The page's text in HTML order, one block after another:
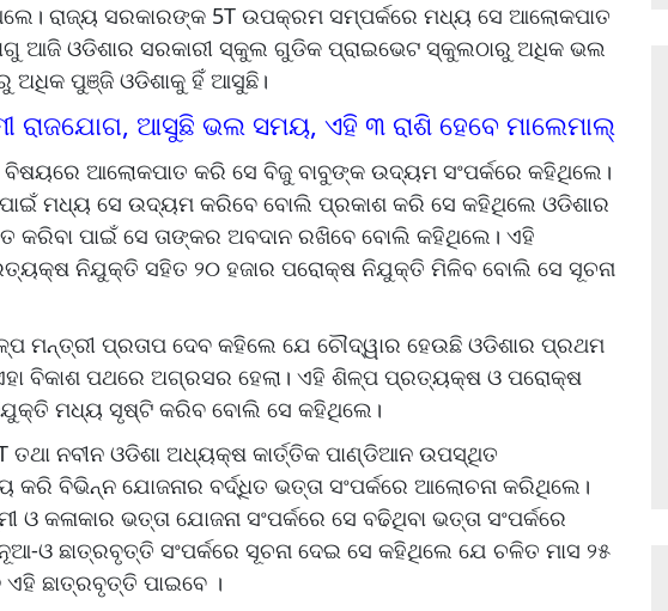
ରାଜ୍ୟ ସରକାରଙ୍କ 5T ଉପକ୍ରମ ସମ୍ପର୍କରେ ମଧ୍ୟ ସେ ଆଲୋକପାତ
ଆଜି ଓଡିଶାର ସରକାରୀ ସ୍କୁଲ ଗୁଡିକ ପ୍ରାଇଭେଟ ସ୍କୁଲଠାରୁ ଅଧିକ ଭଲ
ଅଧିକ ପୁଞ୍ଜି ଓଡିଶାକୁ ହିଁ ଆସୁଛି।
ରାଜଯୋଗ, ଆସୁଛି ଭଲ ସମୟ, ଏହି ୩ ରାଶି ହେବେ ମାଲେମାଲ୍
ଆଲୋକପାତ କରି ସେ ବିଜୁ ବାବୁଙ୍କ ଉଦ୍ୟମ ସଂପର୍କରେ କହିଥିଲେ।
ପାଇଁ ମଧ୍ୟ ସେ ଉଦ୍ୟମ କରିବେ ବୋଲି ପ୍ରକାଶ କରି ସେ କହିଥିଲେ ଓଡିଶାର
କରିବା ପାଇଁ ସେ ତାଙ୍କର ଅବଦାନ ରଖିବେ ବୋଲି କହିଥିଲେ। ଏହି
ନିଯୁକ୍ତି ସହିତ ୨୦ ହଜାର ପରୋକ୍ଷ ନିଯୁକ୍ତି ମିଳିବ ବୋଲି ସେ ସୂଚନା
ମନ୍ତ୍ରୀ ପ୍ରତାପ ଦେବ କହିଲେ ଯେ ଚୌଦ୍ୱାର ହେଉଛି ଓଡିଶାର ପ୍ରଥମ
ବିକାଶ ପଥରେ ଅଗ୍ରସର ହେଲା। ଏହି ଶିଳ୍ପ ପ୍ରତ୍ୟକ୍ଷ ଓ ପରୋକ୍ଷ
ମଧ୍ୟ ସୃଷ୍ଟି କରିବ ବୋଲି ସେ କହିଥିଲେ।
ତଥା ନବୀନ ଓଡିଶା ଅଧ୍ୟକ୍ଷ କାର୍ତ୍ତିକ ପାଣ୍ଡିଆନ ଉପସ୍ଥିତ
ବିଭିନ୍ନ ଯୋଜନାର ବର୍ଦ୍ଧିତ ଭତ୍ତା ସଂପର୍କରେ ଆଲୋଚନା କରିଥିଲେ।
ଓ କଳାକାର ଭତ୍ତା ଯୋଜନା ସଂପର୍କରେ ସେ ବଢିଥିବା ଭତ୍ତା ସଂପର୍କରେ
ଓ ଛାତ୍ରବୃତ୍ତି ସଂପର୍କରେ ସୂଚନା ଦେଇ ସେ କହିଥିଲେ ଯେ ଚଳିତ ମାସ ୨୫
ଏହି ଛାତ୍ରବୃତ୍ତି ପାଇବେ ।